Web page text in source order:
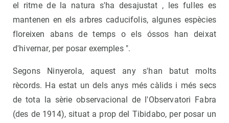
el ritme de la natura s'ha desajustat , les fulles es
mantenen en els arbres caducifolis, algunes espècies
floreixen abans de temps o els óssos han deixat
d'hivernar, per posar exemples ".
Segons Ninyerola, aquest any s'han batut molts
rècords. Ha estat un dels anys més càlids i més secs
de tota la sèrie observacional de l'Observatori Fabra
(des de 1914), situat a prop del Tibidabo, per posar un